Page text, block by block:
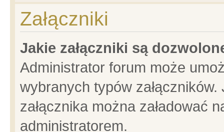
Załączniki
Jakie załączniki są
Administrator forum może
wybranych typów
załącznika można załadować
administratorem.